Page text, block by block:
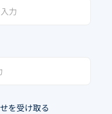
を受け取る